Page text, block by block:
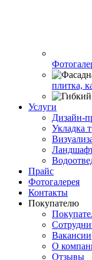
плитка,
Услуги
Дизайн-
Укладка
Прайс
Фотогалерея
Контакты
Покупателю
Вакансии
О
Отзывы